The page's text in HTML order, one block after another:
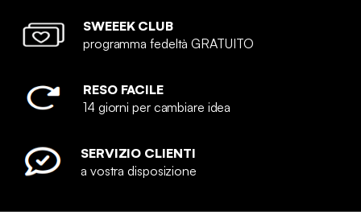
SWEEEK CLUB
programma fedeltà GRATUITO
RESO FACILE
14 giorni per cambiare idea
SERVIZIO CLIENTI
a vostra disposizione